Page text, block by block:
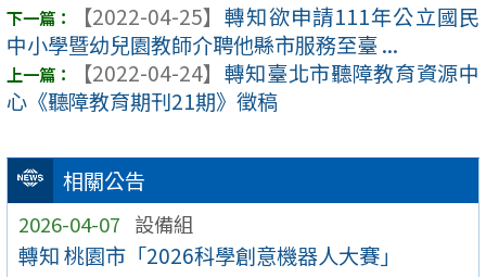
相關公告
2026-04-07 設備組
轉知 桃園市「2026科學創意機器人大賽」
【2022-04-25】 轉知欲申請111年公立國民
中小學暨幼兒園教師介聘他縣市服務至臺 ...
【2022-04-24】 轉知臺北市聽障教育資源中
心《聽障教育期刊21期》徵稿